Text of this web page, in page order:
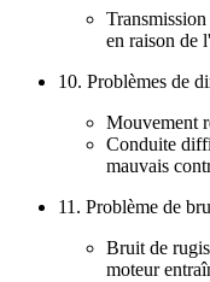
en raison de
10. Problèmes de
Mouvement
Conduite
mauvais
11. Problème de
Bruit de
moteur